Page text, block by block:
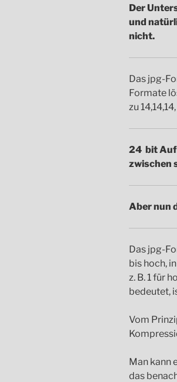
Der
und
nicht.
Das jpg-
Formate
zu
24 bit
zwischen
Aber nun
Das jpg-
bis hoch,
z. B. 1 für
bedeutet,
Vom
Man kann
das